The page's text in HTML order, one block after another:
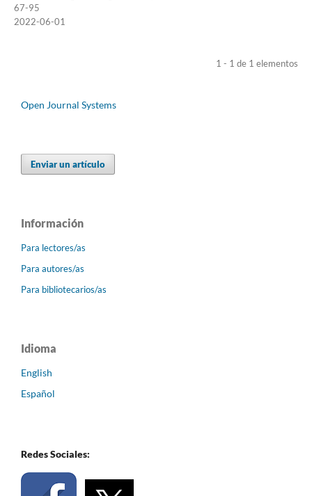
67-95
2022-06-01
1 - 1 de 1 elementos
Open Journal Systems
Enviar un artículo
Información
Para lectores/as
Para autores/as
Para bibliotecarios/as
Idioma
English
Español
Redes Sociales: